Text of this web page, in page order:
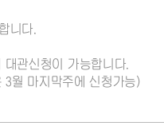
니다.
관신청이 가능합니다.
월 마지막주에 신청가능)